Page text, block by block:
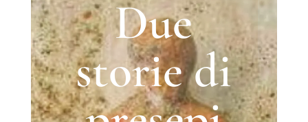
Due
storie di